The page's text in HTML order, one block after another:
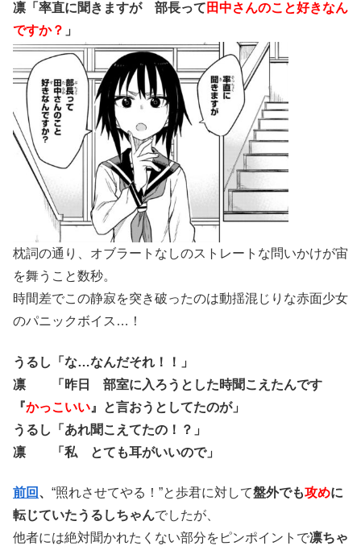
凛「率直に聞きますが 部長って 田中さんのこと好きなん
ですか？ 」
枕詞の通り、オブラートなしのストレートな問いかけが宙
を舞うこと数秒。
時間差でこの静寂を突き破ったのは動揺混じりな赤面少女
のパニックボイス…！
うるし「な…なんだそれ！！」
凛 「昨日 部室に入ろうとした時聞こえたんです
『かっこいい 』と言おうとしてたのが」
うるし「あれ聞こえてたの！？」
凛 「私 とても耳がいいので」
前回 、 “照れさせてやる！”と歩君に対して盤外でも攻めに
転じていたうるしちゃんでしたが、
他者には絶対聞かれたくない部分をピンポイントで凛ちゃ